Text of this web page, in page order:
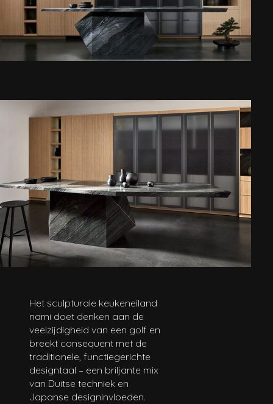
PORTFOLIO
COLLECTION
SHOWROOM
ABOUT US
CONTACT
Het sculpturale keukeneiland
nami doet denken aan de
veelzijdigheid van een golf en
breekt consequent met de
traditionele, functiegerichte
designtaal – een briljante mix
van Duitse techniek en
Japanse designinvloeden.